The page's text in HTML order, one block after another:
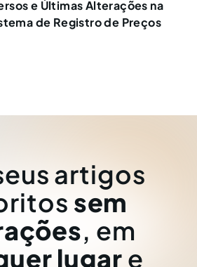
e Últimas Alterações na
de Registro de Preços
artigos
sem
, em
lugar e